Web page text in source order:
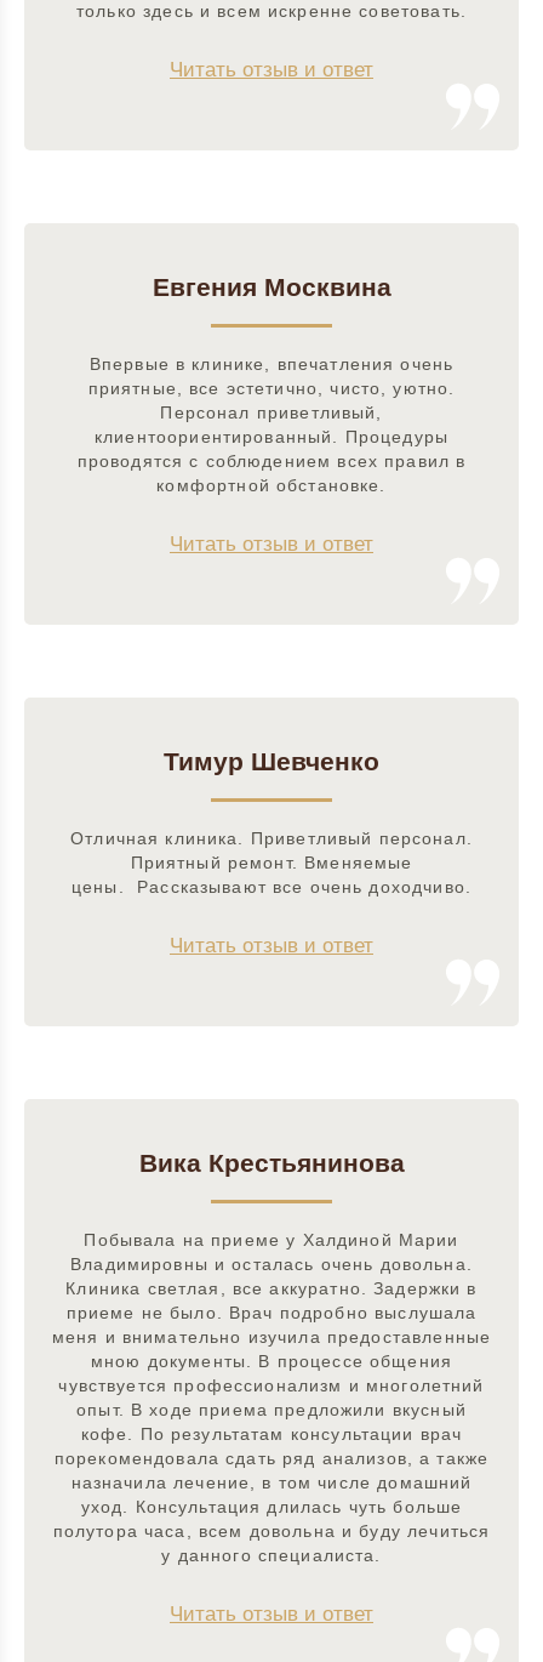
только здесь и всем искренне советовать.
Читать отзыв и ответ
Евгения Москвина
Впервые в клинике, впечатления очень
приятные, все эстетично, чисто, уютно.
Персонал приветливый,
клиентоориентированный. Процедуры
проводятся с соблюдением всех правил в
комфортной обстановке.
Читать отзыв и ответ
Тимур Шевченко
Отличная клиника. Приветливый персонал.
Приятный ремонт. Вменяемые
цены. Рассказывают все очень доходчиво.
Читать отзыв и ответ
Вика Крестьянинова
Побывала на приеме у Халдиной Марии
Владимировны и осталась очень довольна.
Клиника светлая, все аккуратно. Задержки в
приеме не было. Врач подробно выслушала
меня и внимательно изучила предоставленные
мною документы. В процессе общения
чувствуется профессионализм и многолетний
опыт. В ходе приема предложили вкусный
кофе. По результатам консультации врач
порекомендовала сдать ряд анализов, а также
назначила лечение, в том числе домашний
уход. Консультация длилась чуть больше
полутора часа, всем довольна и буду лечиться
у данного специалиста.
Читать отзыв и ответ